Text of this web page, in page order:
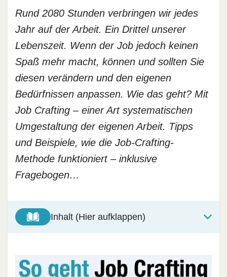
Rund 2080 Stunden verbringen wir jedes
Jahr auf der Arbeit. Ein Drittel unserer
Lebenszeit. Wenn der Job jedoch keinen
Spaß mehr macht, können und sollten Sie
diesen verändern und den eigenen
Bedürfnissen anpassen. Wie das geht? Mit
Job Crafting – einer Art systematischen
Umgestaltung der eigenen Arbeit. Tipps
und Beispiele, wie die Job-Crafting-
Methode funktioniert – inklusive
Fragebogen…
Inhalt (Hier aufklappen)